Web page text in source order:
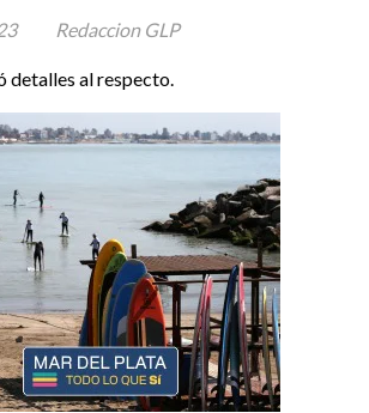
detalles al respecto.
Redaccion GLP